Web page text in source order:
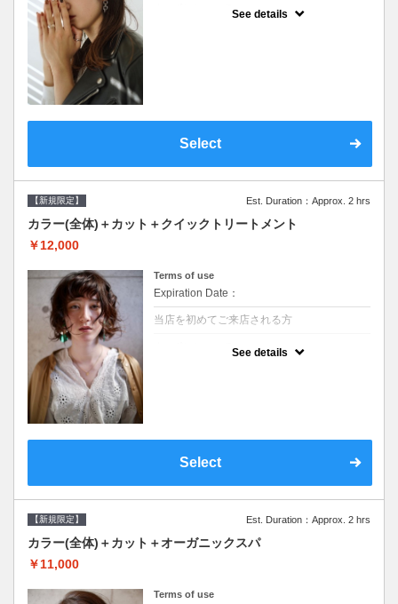
See details
Select
【新規限定】 Est. Duration：Approx. 2 hrs
カラー(全体)＋カット＋クイックトリートメント
￥12,000
Terms of use
Expiration Date：
当店を初めてご来店される方
See details
Select
【新規限定】 Est. Duration：Approx. 2 hrs
カラー(全体)＋カット＋オーガニックスパ
￥11,000
Terms of use